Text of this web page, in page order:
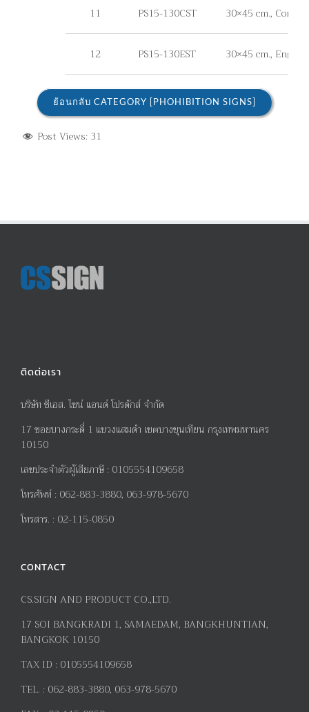
11 PS15-130CST 30×45 cm.,
12 PS15-130EST 30×45 cm.,
ย้อนกลับ CATEGORY [PHOHIBITION SIGNS]
Post Views: 31
ติดต่อเรา
บริษัท ซีเอส. ไซน์ แอนด์ โปรดักส์ จำกัด
17ซอยบางกระดี่ 1 แขวงแสมดำ เขตบางขุนเทียน กรุงเทพมหานคร
10150
เลขประจำตัวผู้เสียภาษี : 0105554109658
โทรศัพท์ : 062-883-3880, 063-978-5670
โทรสาร. : 02-115-0850
CONTACT
CS.SIGN AND PRODUCT CO.,LTD.
17 SOI BANGKRADI 1, SAMAEDAM, BANGKHUNTIAN,
BANGKOK 10150
TAX ID : 0105554109658
TEL. : 062-883-3880, 063-978-5670